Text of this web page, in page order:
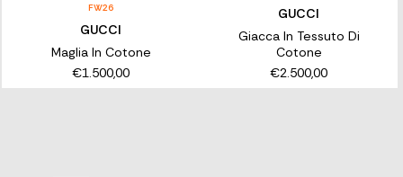
FW26
GUCCI
Maglia In Cotone
€1.500,00
GUCCI
Giacca In Tessuto Di
Cotone
€2.500,00